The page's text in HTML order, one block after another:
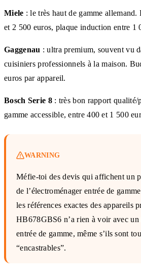
Miele : le très haut de gamme
et 2 500 euros, plaque induction entre 1
Gaggenau : ultra premium, souvent vu
cuisiniers professionnels à la maison.
euros par appareil.
Bosch Serie 8: très bon rapport qualité/
gamme accessible, entre 400 et 1 500
WARNING
Méfie-toi des devis qui affichent un
de l’électroménager entrée de
les références exactes des appareils
HB678GBS6 n’a rien à voir avec
entrée de gamme, même s’ils sont
“encastrables”.